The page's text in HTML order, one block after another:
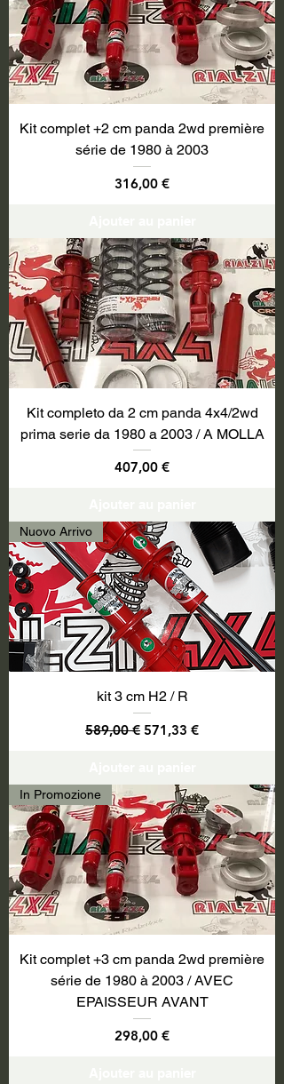
Kit complet +2 cm panda 2wd première
série de 1980 à 2003
Prix
316,00 €
Kit completo da 2 cm panda 4x4/2wd
prima serie da 1980 a 2003 / A MOLLA
Prix
407,00 €
Nuovo Arrivo
kit 3 cm H2 / R
Prix original
589,00 € Prix promotionnel
571,33 €
In Promozione
Kit complet +3 cm panda 2wd première
série de 1980 à 2003 / AVEC
EPAISSEUR AVANT
Prix
298,00 €